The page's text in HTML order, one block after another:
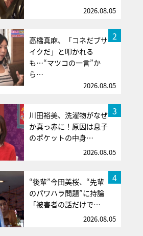
2026.08.05
2
高橋真麻、「コネだブサ
イクだ」と叩かれる
も…“マツコの一言”か
ら…
2026.08.05
3
川田裕美、洗濯物がなぜ
か真っ赤に！原因は息子
のポケットの中身…
2026.08.05
4
“後輩”今田美桜、“先輩
のパワハラ問題”に持論
「被害者の話だけで…
2026.08.05